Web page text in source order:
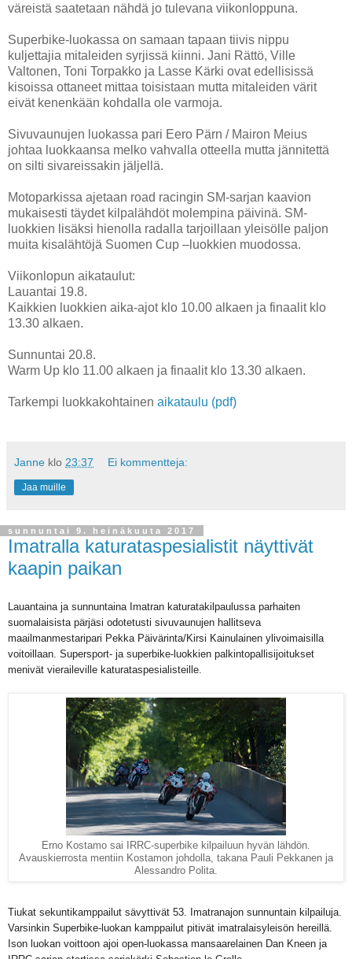
väreistä saatetaan nähdä jo tulevana viikonloppuna.
Superbike-luokassa on samaan tapaan tiivis nippu
kuljettajia mitaleiden syrjissä kiinni. Jani Rättö, Ville
Valtonen, Toni Torpakko ja Lasse Kärki ovat edellisissä
kisoissa ottaneet mittaa toisistaan mutta mitaleiden värit
eivät kenenkään kohdalla ole varmoja.
Sivuvaunujen luokassa pari Eero Pärn / Mairon Meius
johtaa luokkaansa melko vahvalla otteella mutta jännitettä
on silti sivareissakin jäljellä.
Motoparkissa ajetaan road racingin SM-sarjan kaavion
mukaisesti täydet kilpalähdöt molempina päivinä. SM-
luokkien lisäksi hienolla radalla tarjoillaan yleisölle paljon
muita kisalähtöjä Suomen Cup –luokkien muodossa.
Viikonlopun aikataulut:
Lauantai 19.8.
Kaikkien luokkien aika-ajot klo 10.00 alkaen ja finaalit klo
13.30 alkaen.
Sunnuntai 20.8.
Warm Up klo 11.00 alkaen ja finaalit klo 13.30 alkaen.
Tarkempi luokkakohtainen aikataulu (pdf)
Janne klo 23:37 Ei kommentteja:
Jaa muille
sunnuntai 9. heinäkuuta 2017
Imatralla katurataspesialistit näyttivät
kaapin paikan
Lauantaina ja sunnuntaina Imatran katuratakilpaulussa parhaiten
suomalaisista pärjäsi odotetusti sivuvaunujen hallitseva
maailmanmestaripari Pekka Päivärinta/Kirsi Kainulainen ylivoimaisilla
voitoillaan. Supersport- ja superbike-luokkien palkintopallisijoitukset
menivät vieraileville katurataspesialisteille.
Erno Kostamo sai IRRC-superbike kilpailuun hyvän lähdön.
Avauskierrosta mentiin Kostamon johdolla, takana Pauli Pekkanen ja
Alessandro Polita.
Tiukat sekuntikamppailut sävyttivät 53. Imatranajon sunnuntain kilpailuja.
Varsinkin Superbike-luokan kamppailut pitivät imatralaisyleisön hereillä.
Ison luokan voittoon ajoi open-luokassa mansaarelainen Dan Kneen ja